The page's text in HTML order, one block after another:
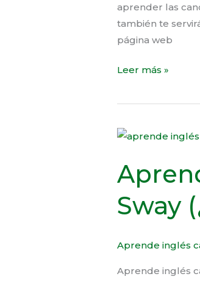
aprender las
también te
página web
Leer más »
Sway
Aprende inglés
Aprende inglés
Aprende
cantando
Sway
(¿Quien
será?)